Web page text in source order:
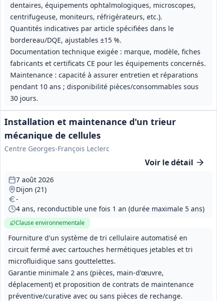
dentaires, équipements ophtalmologiques, microscopes,
centrifugeuse, moniteurs, réfrigérateurs, etc.).
Quantités indicatives par article spécifiées dans le
bordereau/DQE, ajustables ±15 %.
Documentation technique exigée : marque, modèle, fiches
fabricants et certificats CE pour les équipements concernés.
Maintenance : capacité à assurer entretien et réparations
pendant 10 ans ; disponibilité pièces/consommables sous
30 jours.
Installation et maintenance d'un trieur
mécanique de cellules
Centre Georges-François Leclerc
Voir le détail
Fourniture d'un système de tri cellulaire automatisé en
circuit fermé avec cartouches hermétiques jetables et tri
microfluidique sans gouttelettes.
Garantie minimale 2 ans (pièces, main-d'œuvre,
déplacement) et proposition de contrats de maintenance
préventive/curative avec ou sans pièces de rechange.
7 août 2026
Dijon (21)
-
4 ans, reconductible une fois 1 an (durée maximale 5 ans)
Clause environnementale